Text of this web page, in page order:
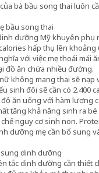
bà bầu song thai luôn
bầu song thai
dưỡng Mỹ khuyên phụ
hấp thụ lên khoảng
với việc mẹ thoải mái
đồ ăn chứa nhiều đường.
không mang thai sẽ nạp
sinh đôi sẽ cần có 2.400
ăn uống với hàm lương
tăng khả năng sinh ra
nguy cơ sinh non.
dưỡng mẹ cần bổ sung
dinh dưỡng
tắc dinh dưỡng cần thiết